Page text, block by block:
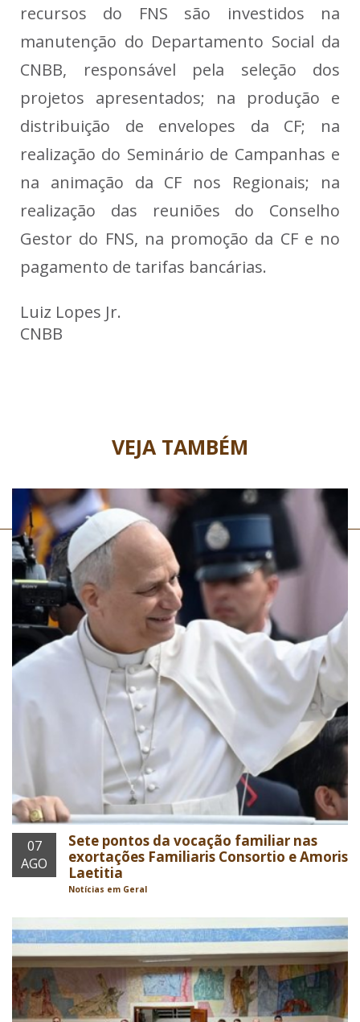
recursos do FNS são investidos na
manutenção do Departamento Social da
CNBB, responsável pela seleção dos
projetos apresentados; na produção e
distribuição de envelopes da CF; na
realização do Seminário de Campanhas e
na animação da CF nos Regionais; na
realização das reuniões do Conselho
Gestor do FNS, na promoção da CF e no
pagamento de tarifas bancárias.
Luiz Lopes Jr.
CNBB
VEJA TAMBÉM
07
AGO
Sete pontos da vocação familiar nas
exortações Familiaris Consortio e Amoris
Laetitia
Notícias em Geral